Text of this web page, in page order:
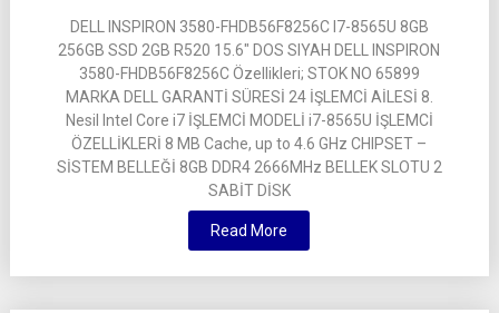
DELL INSPIRON 3580-FHDB56F8256C I7-8565U 8GB
256GB SSD 2GB R520 15.6″ DOS SIYAH DELL INSPIRON
3580-FHDB56F8256C Özellikleri; STOK NO 65899
MARKA DELL GARANTİ SÜRESİ 24 İŞLEMCİ AİLESİ 8.
Nesil Intel Core i7 İŞLEMCİ MODELİ i7-8565U İŞLEMCİ
ÖZELLİKLERİ 8 MB Cache, up to 4.6 GHz CHIPSET –
SİSTEM BELLEĞİ 8GB DDR4 2666MHz BELLEK SLOTU 2
SABİT DİSK
Read More